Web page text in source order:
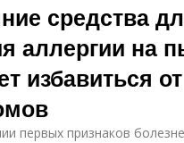
средства
аллергии на
избавиться от
первых признаков